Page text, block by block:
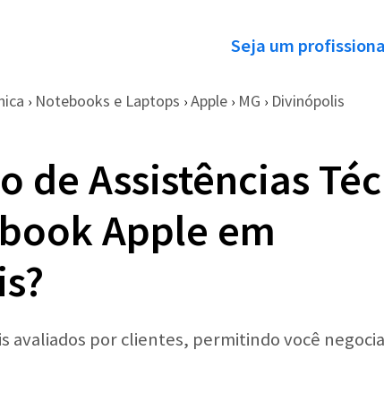
Seja um
› Notebooks e Laptops › Apple › MG › Divinópolis
de Assistências
Apple em
avaliados por clientes, permitindo você